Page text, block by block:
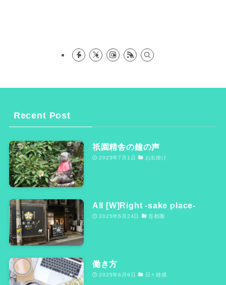
Recent Post
祇園精舎の鐘の声
2025年7月1日 お出掛け
All [W]Right -sake place-
2025年6月24日 首都圏
働き方
2025年6月9日 日々雑感